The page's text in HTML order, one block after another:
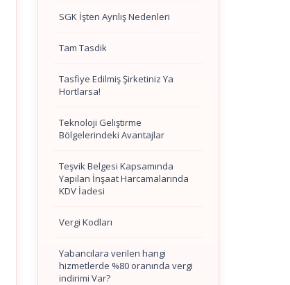
SGK İşten Ayrılış Nedenleri
Tam Tasdik
Tasfiye Edilmiş Şirketiniz Ya
Hortlarsa!
Teknoloji Geliştirme
Bölgelerindeki Avantajlar
Teşvik Belgesi Kapsamında
Yapılan İnşaat Harcamalarında
KDV İadesi
Vergi Kodları
Yabancılara verilen hangi
hizmetlerde %80 oranında vergi
indirimi Var?